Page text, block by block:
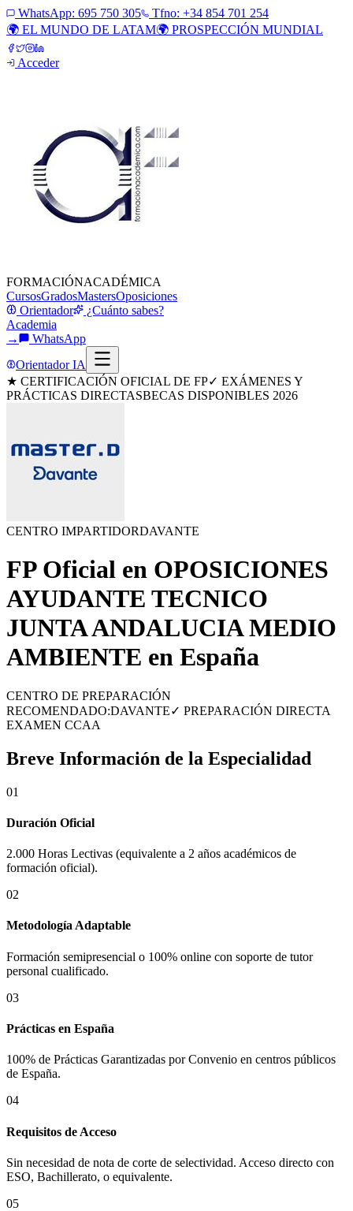
WhatsApp: 695 750 305
Tfno: +34 854 701 254
🌍 EL MUNDO DE LATAM🌍 PROSPECCIÓN MUNDIAL
Acceder
FORMACIÓNACADÉMICA
CursosGradosMastersOposiciones
Orientador
¿Cuánto sabes?
Academia
→
WhatsApp
Orientador IA
★ CERTIFICACIÓN OFICIAL DE FP✓ EXÁMENES Y
PRÁCTICAS DIRECTASBECAS DISPONIBLES 2026
CENTRO IMPARTIDORDAVANTE
FP Oficial en OPOSICIONES
AYUDANTE TECNICO
JUNTA ANDALUCIA MEDIO
AMBIENTE en España
CENTRO DE PREPARACIÓN
RECOMENDADO:DAVANTE✓ PREPARACIÓN DIRECTA
EXAMEN CCAA
Breve Información de la Especialidad
01
Duración Oficial
2.000 Horas Lectivas (equivalente a 2 años académicos de
formación oficial).
02
Metodología Adaptable
Formación semipresencial o 100% online con soporte de tutor
personal cualificado.
03
Prácticas en España
100% de Prácticas Garantizadas por Convenio en centros públicos
de España.
04
Requisitos de Acceso
Sin necesidad de nota de corte de selectividad. Acceso directo con
ESO, Bachillerato, o equivalente.
05